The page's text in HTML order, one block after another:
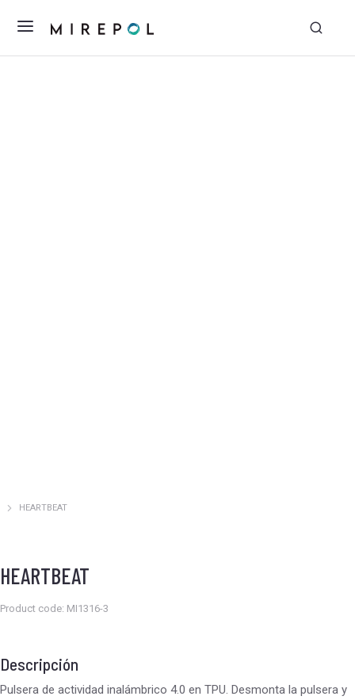
Estás aquí:
HEARTBEAT
HEARTBEAT
Product code: MI1316-3
Descripción
Pulsera de actividad inalámbrico 4.0 en TPU. Desmonta la pulsera y